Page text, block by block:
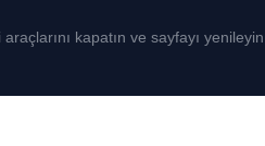
kapatın ve sayfayı